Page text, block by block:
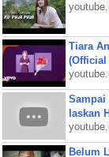
Tiara
Sampai
laskan
Belum